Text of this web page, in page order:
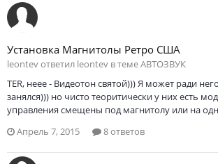
Установка Магнитолы Ретро США
leontev ответил leontev в темеАВТОЗВУК
TER, неее - Видеотон святой))) Я может ради
занялся))) но чисто теоритически у них есть
управления смещены под магнитолу или на
Апрель 7, 2015
8 ответов